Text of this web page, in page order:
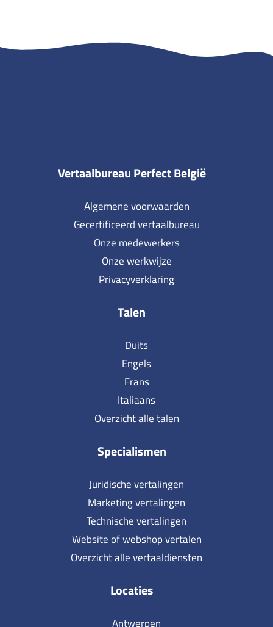
Vertaalbureau Perfect België
Algemene voorwaarden
Gecertificeerd vertaalbureau
Onze medewerkers
Onze werkwijze
Privacyverklaring
Talen
Duits
Engels
Frans
Italiaans
Overzicht alle talen
Specialismen
Juridische vertalingen
Marketing vertalingen
Technische vertalingen
Website of webshop vertalen
Overzicht alle vertaaldiensten
Locaties
Antwerpen